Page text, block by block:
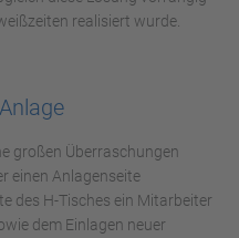
realisiert wurde.
großen Überraschungen
einen Anlagenseite
des H-Tisches ein Mitarbeiter
dem Einlagen neuer